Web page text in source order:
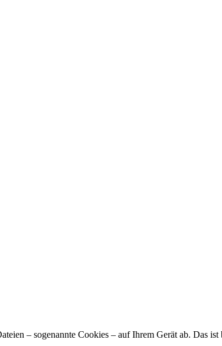
– sogenannte Cookies – auf Ihrem Gerät ab. Das